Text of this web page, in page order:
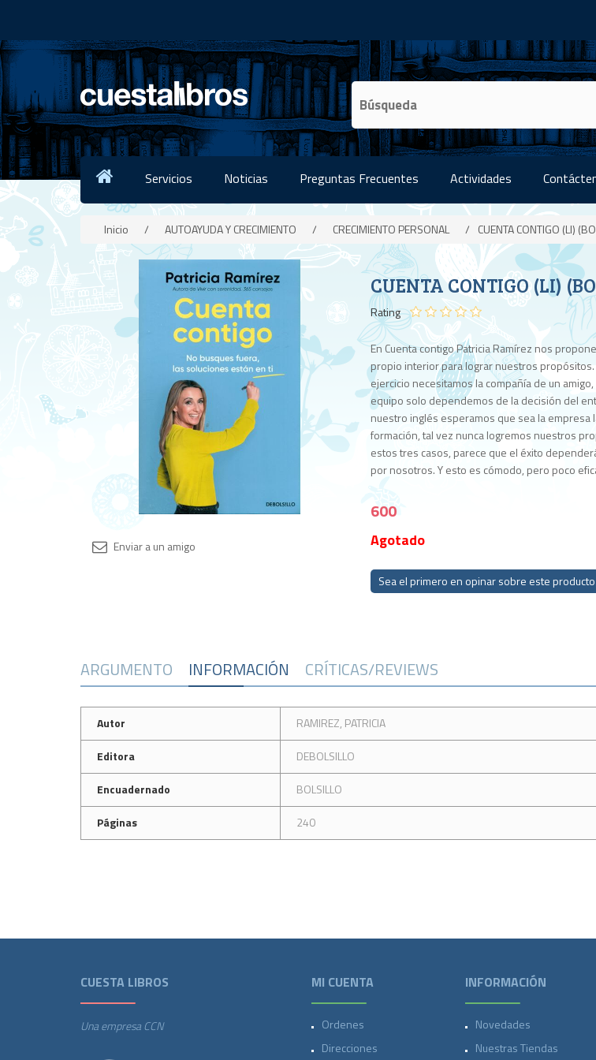
Servicios Noticias Preguntas Frecuentes Actividades
Inicio / AUTOAYUDA Y CRECIMIENTO / CRECIMIENTO PERSONAL / CUENTA CONTIGO (LI)
CUENTA CONTIGO (LI)
Rating
En Cuenta contigo Patricia Ramírez nos
propio interior para lograr nuestros
ejercicio necesitamos la compañía de un
equipo solo dependemos de la decisión del
nuestro inglés esperamos que sea la empresa
formación, tal vez nunca logremos nuestros
estos tres casos, parece que el éxito
por nosotros. Y esto es cómodo, pero poco
600
Agotado
Sea el primero en opinar sobre este producto
ARGUMENTO INFORMACIÓN CRÍTICAS/REVIEWS
Autor
RAMIREZ, PATRICIA
Editora
DEBOLSILLO
Encuadernado
BOLSILLO
Páginas
240
CUESTA LIBROS
Una empresa CCN
MI CUENTA
Ordenes
Direcciones
INFORMACIÓN
Novedades
Nuestras Tiendas